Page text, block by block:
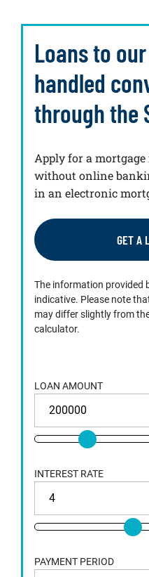
Loans to
handled
through the
Apply for a
without online
in an electronic
GET A
The information provided
indicative. Please note
may differ slightly from
calculator.
LOAN AMOUNT
INTEREST RATE
PAYMENT PERIOD